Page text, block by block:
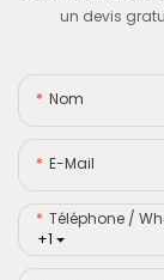
un devis
Nom
E-Mail
+1
Téléphone /